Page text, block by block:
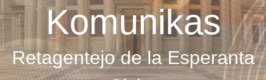
Komunikas
Retagentejo de la Esperanta